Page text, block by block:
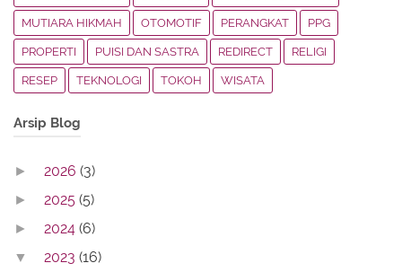
MUTIARA HIKMAH OTOMOTIF PERANGKAT PPG
PROPERTI PUISI DAN SASTRA REDIRECT RELIGI
RESEP TEKNOLOGI TOKOH WISATA
Arsip Blog
► 2026 (3)
► 2025 (5)
► 2024 (6)
▼ 2023 (16)